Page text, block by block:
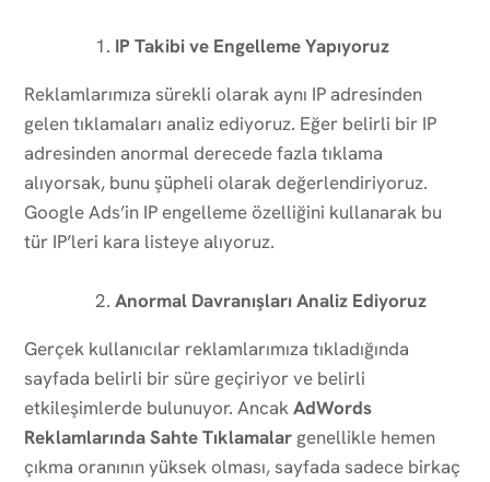
IP Takibi ve Engelleme Yapıyoruz
Reklamlarımıza sürekli olarak aynı IP adresinden
gelen tıklamaları analiz ediyoruz. Eğer belirli bir IP
adresinden anormal derecede fazla tıklama
alıyorsak, bunu şüpheli olarak değerlendiriyoruz.
Google Ads’in IP engelleme özelliğini kullanarak bu
tür IP’leri kara listeye alıyoruz.
Anormal Davranışları Analiz Ediyoruz
Gerçek kullanıcılar reklamlarımıza tıkladığında
sayfada belirli bir süre geçiriyor ve belirli
etkileşimlerde bulunuyor. AncakAdWords
Reklamlarında Sahte Tıklamalar genellikle hemen
çıkma oranının yüksek olması, sayfada sadece birkaç